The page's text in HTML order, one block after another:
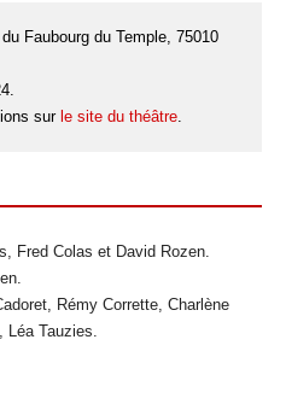
Faubourg du Temple, 75010
sur le site du théâtre.
Fred Colas et David Rozen.
Rémy Corrette, Charlène
Léa Tauzies.